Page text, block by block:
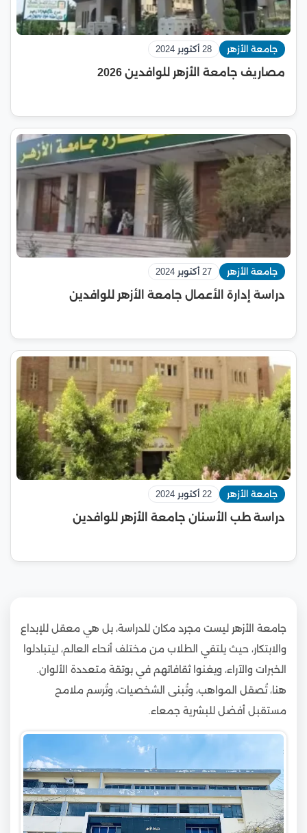
جامعة الأزهر 28 أكتوبر 2024
مصاريف جامعة الأزهر للوافدين 2026
جامعة الأزهر 27 أكتوبر 2024
دراسة إدارة الأعمال جامعة الأزهر للوافدين
جامعة الأزهر 22 أكتوبر 2024
دراسة طب الأسنان جامعة الأزهر للوافدين
جامعة الأزهر ليست مجرد مكان للدراسة، بل هي معقل للإبداع
والابتكار، حيث يلتقي الطلاب من مختلف أنحاء العالم، ليتبادلوا
الخبرات والآراء، ويغنوا ثقافاتهم في بوتقة متعددة الألوان.
هنا، تُصقل المواهب، وتُبنى الشخصيات، وتُرسم ملامح
مستقبل أفضل للبشرية جمعاء.